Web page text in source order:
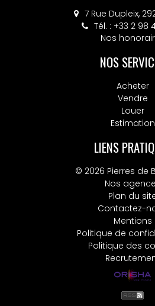
30 rue Charles de
Tél. : +33 2 98
Nos
NOS
Acheter
Vendre
Louer
Estimation
LIENS
© 2026 Pierres de
Nos
Plan du
Contactez-
Mentions
Politique de
Politique des